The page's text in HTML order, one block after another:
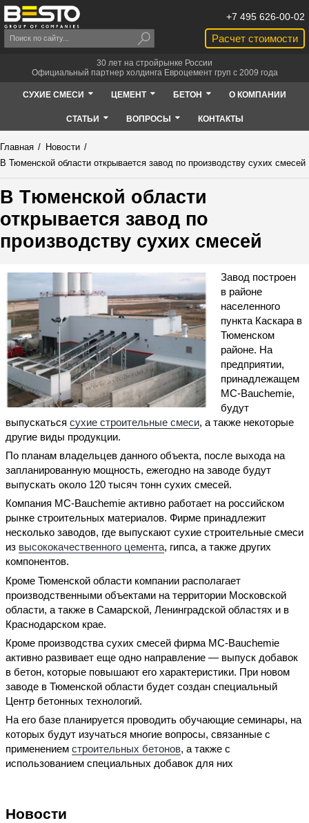
Расчет стоимости
+7 495 626-00-02
30 лет на стройрынке России
Официальный партнер холдинга Евроцемент груп с 2009 года
СУХИЕ СМЕСИ ЦЕМЕНТ БЕТОН О КОМПАНИИ
СТАТЬИ ВОПРОСЫ КОНТАКТЫ
Главная / Новости /
В Тюменской области открывается завод по производству сухих смесей
В Тюменской области
открывается завод по
производству сухих смесей
Завод построен
в районе
населенного
пункта Каскара в
Тюменском
районе. На
предприятии,
принадлежащем
МС-Bauchemie,
будут
выпускаться сухие строительные смеси, а также некоторые
другие виды продукции.
По планам владельцев данного объекта, после выхода на
запланированную мощность, ежегодно на заводе будут
выпускать около 120 тысяч тонн сухих смесей.
Компания МС-Bauchemie активно работает на российском
рынке строительных материалов. Фирме принадлежит
несколько заводов, где выпускают сухие строительные смеси
из высококачественного цемента, гипса, а также других
компонентов.
Кроме Тюменской области компании располагает
производственными объектами на территории Московской
области, а также в Самарской, Ленинградской областях и в
Краснодарском крае.
Кроме производства сухих смесей фирма МС-Bauchemie
активно развивает еще одно направление — выпуск добавок
в бетон, которые повышают его характеристики. При новом
заводе в Тюменской области будет создан специальный
Центр бетонных технологий.
На его базе планируется проводить обучающие семинары, на
которых будут изучаться многие вопросы, связанные с
применением строительных бетонов, а также с
использованием специальных добавок для них
Новости